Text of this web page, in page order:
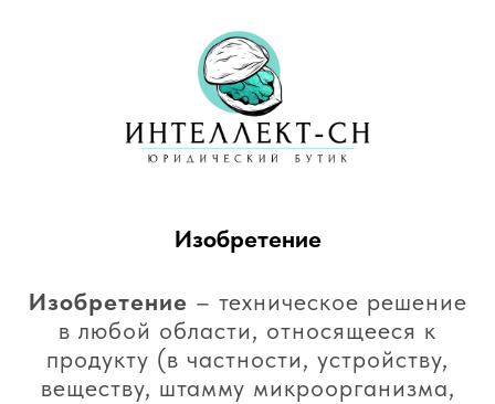
Изобретение
Изобретение – техническое решение
в любой области, относящееся к
продукту (в частности, устройству,
веществу, штамму микроорганизма,